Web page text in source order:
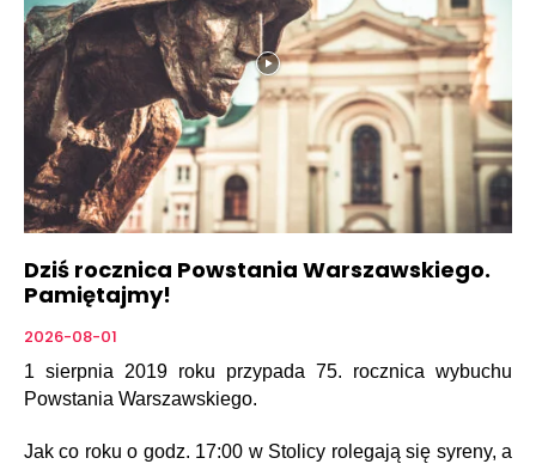
Dziś rocznica Powstania Warszawskiego.
Pamiętajmy!
2026-08-01
1 sierpnia 2019 roku przypada 75. rocznica wybuchu
Powstania Warszawskiego.
Jak co roku o godz. 17:00 w Stolicy rolegają się syreny, a